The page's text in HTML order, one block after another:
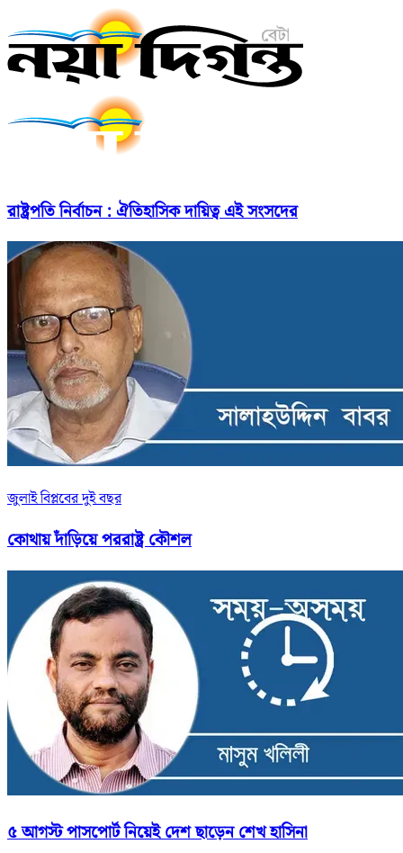
রাষ্ট্রপতি নির্বাচন : ঐতিহাসিক দায়িত্ব এই সংসদের
জুলাই বিপ্লবের দুই বছর
কোথায় দাঁড়িয়ে পররাষ্ট্র কৌশল
৫ আগস্ট পাসপোর্ট নিয়েই দেশ ছাড়েন শেখ হাসিনা